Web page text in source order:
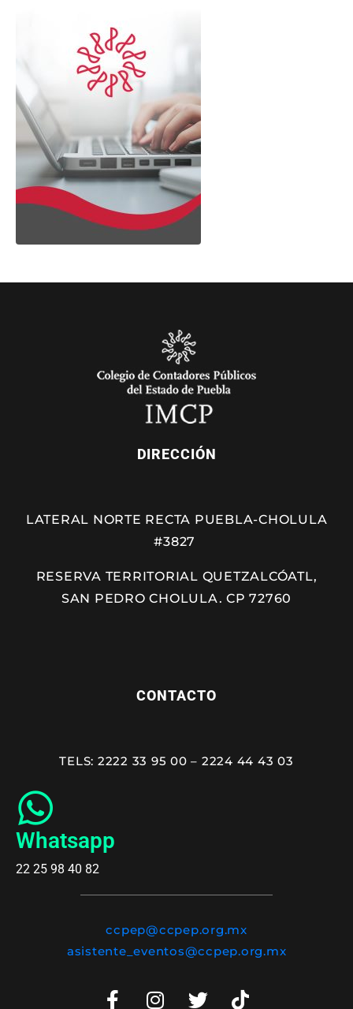
DIRECCIÓN
LATERAL NORTE RECTA PUEBLA-CHOLULA
#3827
RESERVA TERRITORIAL QUETZALCÓATL,
SAN PEDRO CHOLULA. CP 72760
CONTACTO
TELS: 2222 33 95 00 – 2224 44 43 03
Whatsapp
22 25 98 40 82
ccpep@ccpep.org.mx
asistente_eventos@ccpep.org.mx